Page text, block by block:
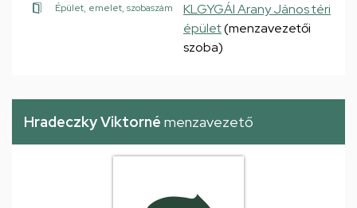
Épület, emelet, szobaszám
KLGYGÁI Arany János téri
épület(menzavezetői
szoba)
Hradeczky Viktorné menzavezető